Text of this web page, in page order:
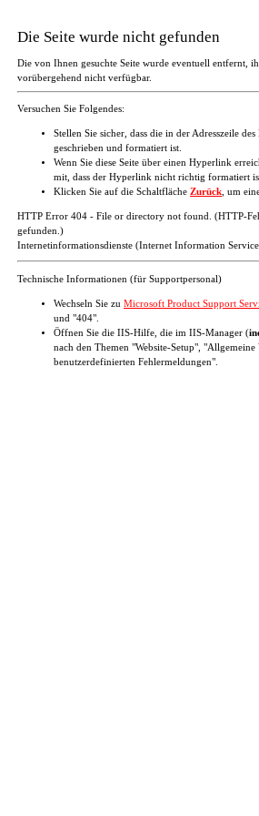
Die Seite wurde nicht gefunden
Die von Ihnen gesuchte Seite wurde eventuell entfernt,
vorübergehend nicht verfügbar.
Versuchen Sie Folgendes:
Stellen Sie sicher, dass die in der Adresszeile
geschrieben und formatiert ist.
Wenn Sie diese Seite über einen Hyperlink
mit, dass der Hyperlink nicht richtig formatiert
Klicken Sie auf die Schaltfläche Zurück , um
HTTP Error 404 - File or directory not found. (HTTP-
gefunden.)
Internetinformationsdienste (Internet Information
Technische Informationen (für Supportpersonal)
Wechseln Sie zu Microsoft Product Support
und "404".
Öffnen Sie die IIS-Hilfe, die im IIS-Manager (
nach den Themen "Website-Setup",
benutzerdefinierten Fehlermeldungen".